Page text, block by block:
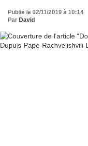
Publié le 02/11/2019 à 10:14
Par David